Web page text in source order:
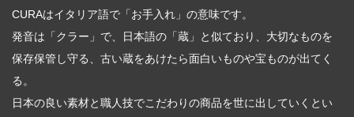
CURAはイタリア語で「お手入れ」の意味です。
発音は「クラー」で、日本語の「蔵」と似ており、大切なものを
保存保管し守る、古い蔵をあけたら面白いものや宝ものが出てく
る。
日本の良い素材と職人技でこだわりの商品を世に出していくとい